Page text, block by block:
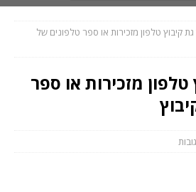
גת קיבוץ טלפון מזכירות או ספר טלפונים של
טלפון מזכירות או ספר